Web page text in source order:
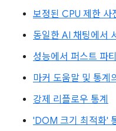
보정된 CPU 제한 사
동일한 AI 채팅에서
성능에서 퍼스트 파
마커 도움말 및 통계
강제 리플로우 통계
'DOM 크기 최적화'